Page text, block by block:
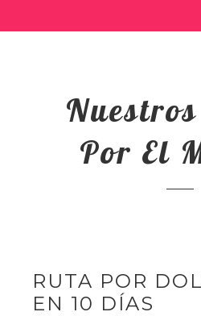
Por El
RUTA POR
EN 10 DÍAS